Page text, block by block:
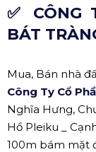
✅ CÔNG
BÁT
Mua, Bán nhà
Công Ty Cổ
Nghĩa Hưng,
Hồ Pleiku _
100m bám mặt